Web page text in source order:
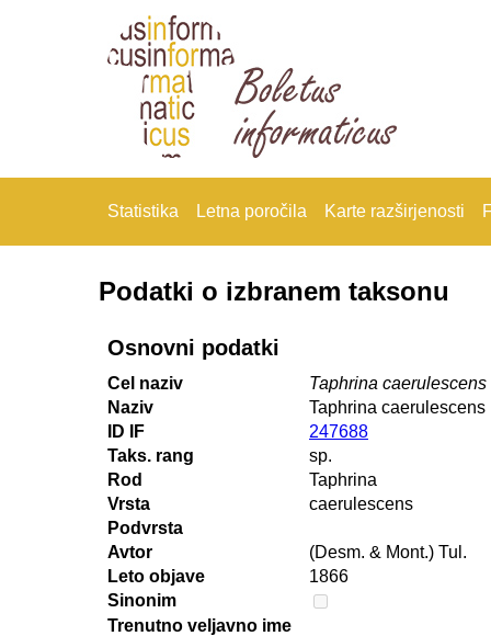
Statistika Letna poročila Karte razširjenosti
Podatki o izbranem taksonu
Osnovni podatki
Cel naziv Taphrina caerulescens
Naziv
Taphrina caerulescens
ID IF
247688
Taks. rang
sp.
Rod
Taphrina
Vrsta
caerulescens
Podvrsta
Avtor
(Desm. & Mont.) Tul.
Leto objave
1866
Sinonim
Trenutno veljavno ime